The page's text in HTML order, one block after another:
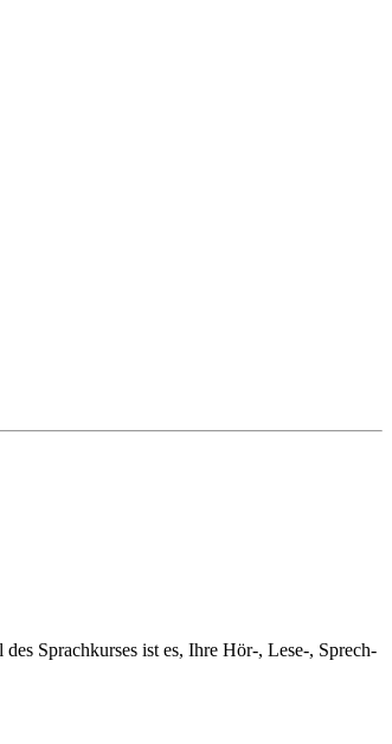
Sprachkurses ist es, Ihre Hör-, Lese-, Sprech-